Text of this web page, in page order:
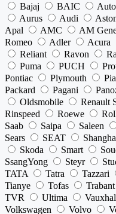
Bajaj
BAIC
Aurus
Audi
Apal
AMC AM
Romeo
Adler Acura
Reliant
Ravon
Puma
PUCH
Pontiac
Plymouth
Packard
Pagani
Oldsmobile
Renault
Rinspeed
Roewe
Saab
Saipa Saleen
Sears
SEAT
Skoda
Smart
SsangYong
Steyr
TATA
Tatra Tazzari
Tianye
Tofas Trabant
TVR
Ultima
Volkswagen
Volvo